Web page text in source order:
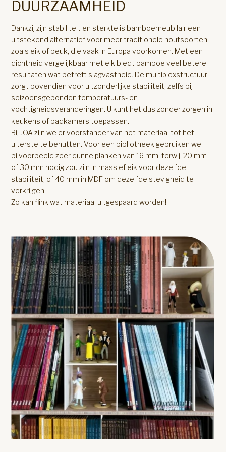
DUURZAAMHEID
Dankzij zijn stabiliteit en sterkte is bamboemeubilair een
uitstekend alternatief voor meer traditionele houtsoorten
zoals eik of beuk, die vaak in Europa voorkomen. Met een
dichtheid vergelijkbaar met eik biedt bamboe veel betere
resultaten wat betreft slagvastheid. De multiplexstructuur
zorgt bovendien voor uitzonderlijke stabiliteit, zelfs bij
seizoensgebonden temperatuurs- en
vochtigheidsveranderingen. U kunt het dus zonder zorgen in
keukens of badkamers toepassen.
Bij JOA zijn we er voorstander van het materiaal tot het
uiterste te benutten. Voor een bibliotheek gebruiken we
bijvoorbeeld zeer dunne planken van 16 mm, terwijl 20 mm
of 30 mm nodig zou zijn in massief eik voor dezelfde
stabiliteit, of 40 mm in MDF om dezelfde stevigheid te
verkrijgen.
Zo kan flink wat materiaal uitgespaard worden!!